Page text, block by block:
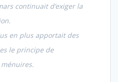
continuait d’exiger la
en plus apportait des
le principe de
ménuires.